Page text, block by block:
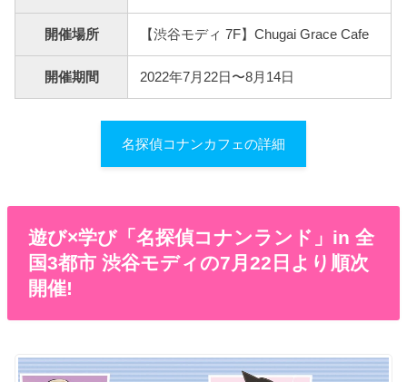
開催場所 【渋谷モディ 7F】Chugai Grace Cafe
開催期間 2022年7月22日〜8月14日
名探偵コナンカフェの詳細
遊び×学び「名探偵コナンランド」in 全
国3都市 渋谷モディの7月22日より順次
開催!